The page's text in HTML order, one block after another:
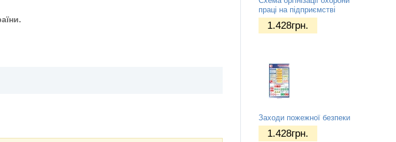
праці на підприємстві
1.428грн.
Заходи пожежної безпеки
1.428грн.